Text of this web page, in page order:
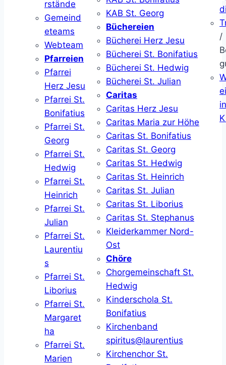
rstände
Gemeind
eteams
Webteam
Pfarreien
Pfarrei
Herz Jesu
Pfarrei St.
Bonifatius
Pfarrei St.
Georg
Pfarrei St.
Hedwig
Pfarrei St.
Heinrich
Pfarrei St.
Julian
Pfarrei St.
Laurentiu
s
Pfarrei St.
Liborius
Pfarrei St.
Margaret
ha
Pfarrei St.
Marien
KAB St. Georg
Büchereien
Bücherei Herz Jesu
Bücherei St. Bonifatius
Bücherei St. Hedwig
Bücherei St. Julian
Caritas
Caritas Herz Jesu
Caritas Maria zur Höhe
Caritas St. Bonifatius
Caritas St. Georg
Caritas St. Hedwig
Caritas St. Heinrich
Caritas St. Julian
Caritas St. Liborius
Caritas St. Stephanus
Kleiderkammer Nord-
Ost
Chöre
Chorgemeinschaft St.
Hedwig
Kinderschola St.
Bonifatius
Kirchenband
spiritus@laurentius
Kirchenchor St.
/